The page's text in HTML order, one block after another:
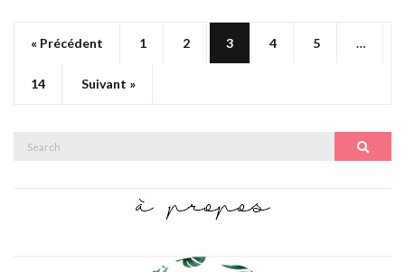
« Précédent 1 2 3 4 5 …
14 Suivant »